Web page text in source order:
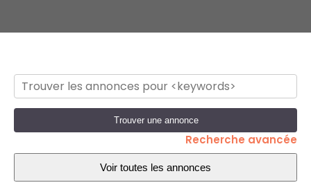
Recherche avancée